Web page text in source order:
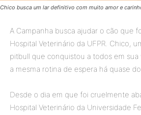
Chico busca um lar definitivo com muito amor e
A Campanha busca ajudar o cão que
Hospital Veterinário da UFPR. Chico,
pitbull que conquistou a todos em sua
a mesma rotina de espera há quase
Desde o dia em que foi cruelmente
Hospital Veterinário da Universidade